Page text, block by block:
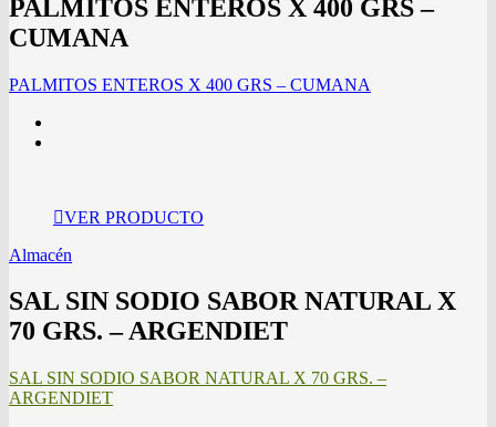
PALMITOS ENTEROS X 400 GRS –
CUMANA
PALMITOS ENTEROS X 400 GRS – CUMANA
VER PRODUCTO
Almacén
SAL SIN SODIO SABOR NATURAL X
70 GRS. – ARGENDIET
SAL SIN SODIO SABOR NATURAL X 70 GRS. –
ARGENDIET